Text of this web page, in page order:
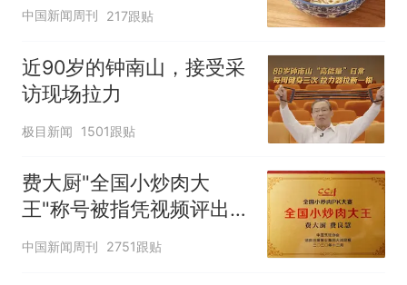
中国新闻周刊 217跟贴
近90岁的钟南山，接受采
访现场拉力
极目新闻 1501跟贴
费大厨"全国小炒肉大
王"称号被指凭视频评出
官方回应
中国新闻周刊 2751跟贴